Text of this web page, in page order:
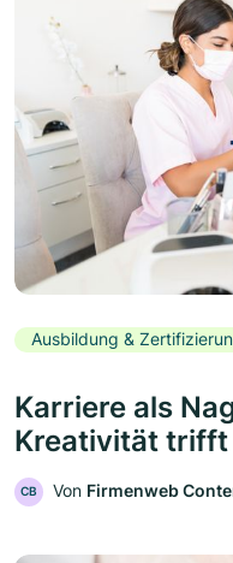
Ausbildung &
Karriere als
Kreativität trifft
CB Von Firmenweb